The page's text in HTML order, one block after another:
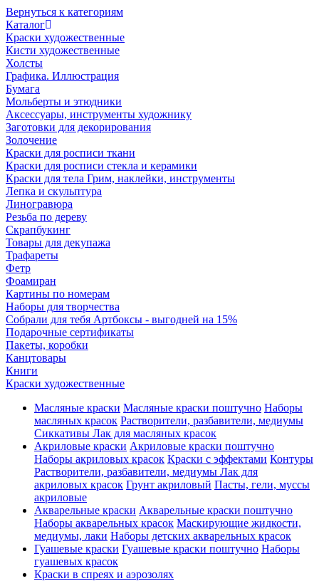
Вернуться к категориям
Каталог
Краски художественные
Кисти художественные
Холсты
Графика. Иллюстрация
Бумага
Мольберты и этюдники
Аксессуары, инструменты художнику
Заготовки для декорирования
Золочение
Краски для росписи ткани
Краски для росписи стекла и керамики
Краски для тела Грим, наклейки, инструменты
Лепка и скульптура
Линогравюра
Резьба по дереву
Скрапбукинг
Товары для декупажа
Трафареты
Фетр
Фоамиран
Картины по номерам
Наборы для творчества
Собрали для тебя Артбоксы - выгодней на 15%
Подарочные сертификаты
Пакеты, коробки
Канцтовары
Книги
Краски художественные
Масляные краски Масляные краски поштучно Наборы
масляных красок Растворители, разбавители, медиумы
Сиккативы Лак для масляных красок
Акриловые краски Акриловые краски поштучно
Наборы акриловых красок Краски с эффектами Контуры
Растворители, разбавители, медиумы Лак для
акриловых красок Грунт акриловый Пасты, гели, муссы
акриловые
Акварельные краски Акварельные краски поштучно
Наборы акварельных красок Маскирующие жидкости,
медиумы, лаки Наборы детских акварельных красок
Гуашевые краски Гуашевые краски поштучно Наборы
гуашевых красок
Краски в спреях и аэрозолях